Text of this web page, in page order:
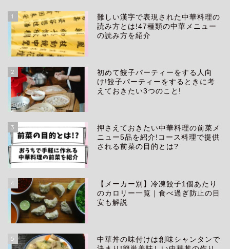
1
難しい漢字で表現された中華料理の
読み方とは!47種類の中華メニュー
の読み方を紹介
2
初めて餃子パーティーをする人向
け!餃子パーティーをするときに考
えておきたい3つのこと!
3
押さえておきたい中華料理の前菜メ
ニュー5品を紹介!コース料理で提供
される前菜の目的とは?
4
【メーカー別】冷凍餃子1個あたり
のカロリー一覧｜食べ過ぎ防止の目
安も解説
5
中華丼の味付けは創味シャンタンで
生き方
中華料理